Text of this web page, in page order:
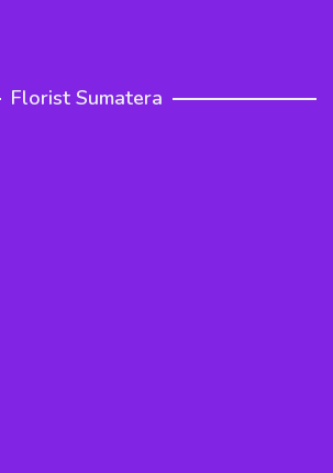
Florist Sumatera